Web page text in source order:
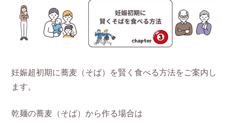
妊娠超初期に蕎麦（そば）を賢く食べる方法をご案内し
ます。
乾麺の蕎麦（そば）から作る場合は